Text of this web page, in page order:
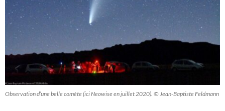
Observation d’une belle comète (ici Neowise en juillet 2020). © Jean-Baptiste Feldmann